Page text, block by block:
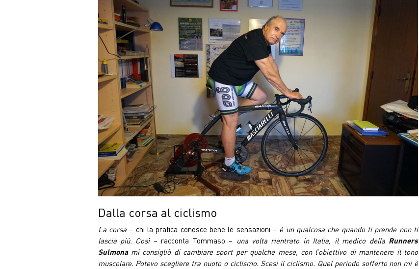
Dalla corsa al ciclismo
La corsa– chi la pratica conosce bene le sensazioni – è un qualcosa che quando ti prende non ti
lascia più. Così– racconta Tommaso – una volta rientrato in Italia, il medico della Runners
Sulmonami consigliò di cambiare sport per qualche mese, con l’obiettivo di mantenere il tono
muscolare. Potevo scegliere tra nuoto o ciclismo. Scesi il ciclismo. Quel periodo sofferto non mi è